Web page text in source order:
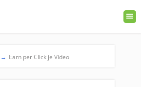
→ Earn per Click je Video